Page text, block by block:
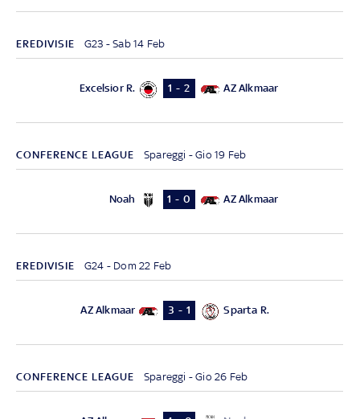
EREDIVISIE G23 - Sab 14 Feb
Excelsior R. 1 - 2 AZ Alkmaar
CONFERENCE LEAGUE Spareggi - Gio 19 Feb
Noah 1 - 0 AZ Alkmaar
EREDIVISIE G24 - Dom 22 Feb
AZ Alkmaar 3 - 1 Sparta R.
CONFERENCE LEAGUE Spareggi - Gio 26 Feb